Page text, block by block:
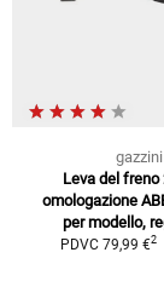
gazzini
Leva del freno
omologazione
per modello,
PDVC 79,99 €2